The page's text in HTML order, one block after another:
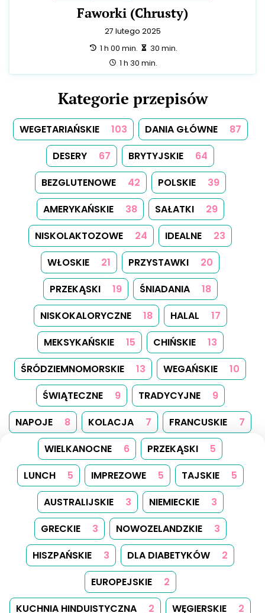
Faworki (Chrusty)
27 lutego 2025
przygotowanie:
1 h 00 min. zrobienie:
30 min.
całość:
1 h 30 min.
Kategorie przepisów
WEGETARIAŃSKIE 103 DANIA GŁÓWNE
87
DESERY
67 BRYTYJSKIE
64
BEZGLUTENOWE
42 POLSKIE
39
AMERYKAŃSKIE
38 SAŁATKI
29
NISKOLAKTOZOWE
24 IDEALNE
23
WŁOSKIE
21 PRZYSTAWKI
20
PRZEKĄSKI
19 ŚNIADANIA
18
NISKOKALORYCZNE
18 HALAL
17
MEKSYKAŃSKIE
15 CHIŃSKIE
13
ŚRÓDZIEMNOMORSKIE
13 WEGAŃSKIE
10
ŚWIĄTECZNE
9 TRADYCYJNE
9
NAPOJE
8 KOLACJA 7 FRANCUSKIE
7
WIELKANOCNE
6 PRZEKĄSKI
5
LUNCH
5 IMPREZOWE 5 TAJSKIE
5
AUSTRALIJSKIE
3 NIEMIECKIE
3
GRECKIE
3 NOWOZELANDZKIE
3
HISZPAŃSKIE
3 DLA DIABETYKÓW
2
EUROPEJSKIE
2
KUCHNIA HINDUISTYCZNA
2 WĘGIERSKIE
2